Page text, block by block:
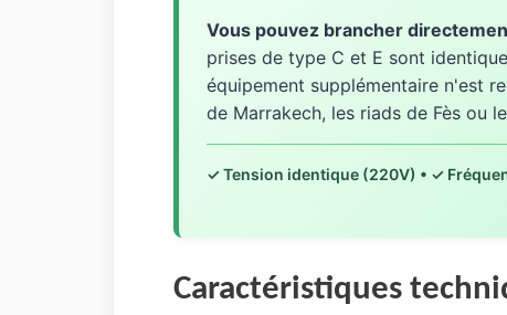
Vous pouvez brancher
prises de type C et E sont
équipement supplémentaire n'est
de Marrakech, les riads de Fès ou
✓ Tension identique (220V) • ✓
Caractéristiques